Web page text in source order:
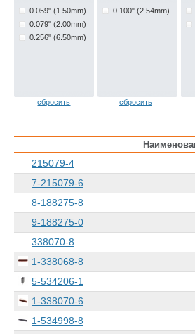
0.059" (1.50mm)
0.079" (2.00mm)
0.256" (6.50mm)
0.100" (2.54mm)
сбросить сбросить
215079-4
7-215079-6
8-188275-8
9-188275-0
338070-8
1-338068-8
5-534206-1
1-338070-6
1-534998-8